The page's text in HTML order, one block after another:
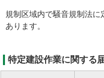
規制区域内で騒音規制法
あります。
特定建設作業に関する